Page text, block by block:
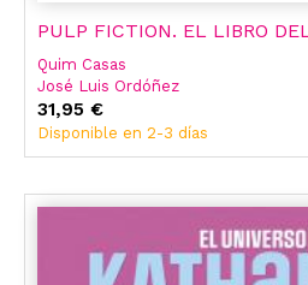
PULP FICTION. EL LIBRO
Quim Casas
José Luis Ordóñez
Sánchez
31,95 €
Disponible en 2-3 días